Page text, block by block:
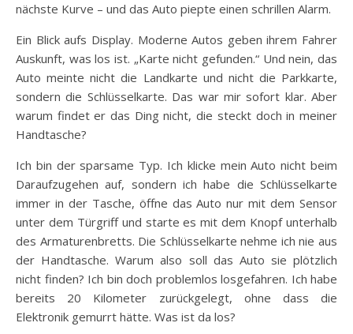
nächste Kurve – und das Auto piepte einen schrillen Alarm.
Ein Blick aufs Display. Moderne Autos geben ihrem Fahrer
Auskunft, was los ist. „Karte nicht gefunden.“ Und nein, das
Auto meinte nicht die Landkarte und nicht die Parkkarte,
sondern die Schlüsselkarte. Das war mir sofort klar. Aber
warum findet er das Ding nicht, die steckt doch in meiner
Handtasche?
Ich bin der sparsame Typ. Ich klicke mein Auto nicht beim
Daraufzugehen auf, sondern ich habe die Schlüsselkarte
immer in der Tasche, öffne das Auto nur mit dem Sensor
unter dem Türgriff und starte es mit dem Knopf unterhalb
des Armaturenbretts. Die Schlüsselkarte nehme ich nie aus
der Handtasche. Warum also soll das Auto sie plötzlich
nicht finden? Ich bin doch problemlos losgefahren. Ich habe
bereits 20 Kilometer zurückgelegt, ohne dass die
Elektronik gemurrt hätte. Was ist da los?